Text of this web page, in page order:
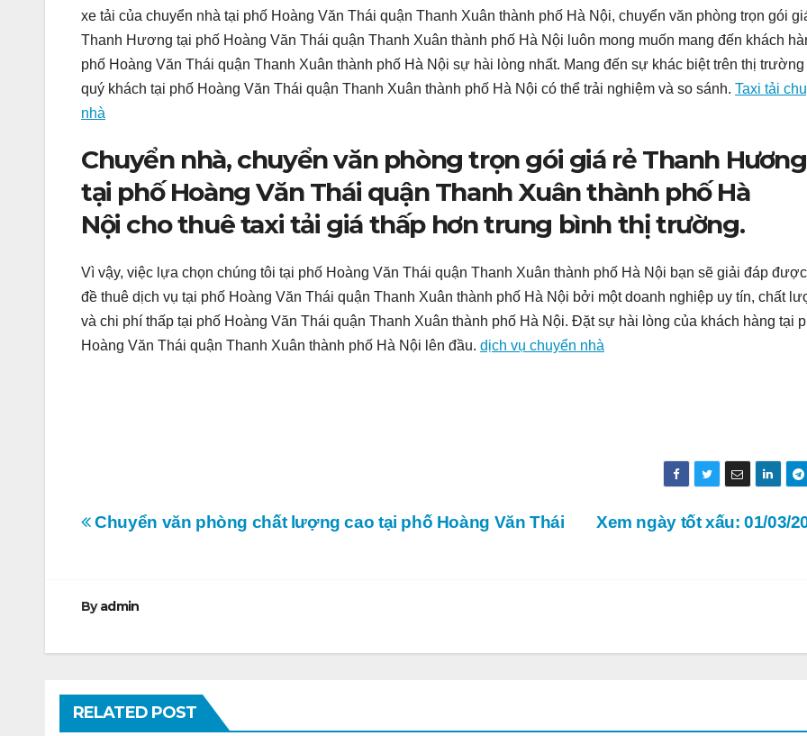
xe tải của chuyển nhà tại phố Hoàng Văn Thái quận Thanh Xuân thành phố Hà Nội, chuyển văn phòng trọn gói
Thanh Hương tại phố Hoàng Văn Thái quận Thanh Xuân thành phố Hà Nội luôn mong muốn mang đến khách
phố Hoàng Văn Thái quận Thanh Xuân thành phố Hà Nội sự hài lòng nhất. Mang đến sự khác biệt trên thị trường
quý khách tại phố Hoàng Văn Thái quận Thanh Xuân thành phố Hà Nội có thể trải nghiệm và so sánh. Taxi tải
nhà
Chuyển nhà, chuyển văn phòng trọn gói giá rẻ Thanh Hương
tại phố Hoàng Văn Thái quận Thanh Xuân thành phố Hà
Nội cho thuê taxi tải giá thấp hơn trung bình thị trường.
Vì vậy, việc lựa chọn chúng tôi tại phố Hoàng Văn Thái quận Thanh Xuân thành phố Hà Nội bạn sẽ giải đáp
đề thuê dịch vụ tại phố Hoàng Văn Thái quận Thanh Xuân thành phố Hà Nội bởi một doanh nghiệp uy tín, chất
và chi phí thấp tại phố Hoàng Văn Thái quận Thanh Xuân thành phố Hà Nội. Đặt sự hài lòng của khách hàng tại
Hoàng Văn Thái quận Thanh Xuân thành phố Hà Nội lên đầu. dịch vụ chuyển nhà
Điều
bài
Xem ngày tốt xấu: 01/03/
Chuyển văn phòng chất lượng cao tại phố Hoàng Văn Thái
Byadmin
RELATED POST